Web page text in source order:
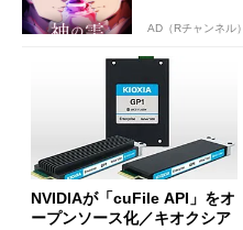
AD（Rチャンネル）
NVIDIAが「cuFile API」をオ
ープンソース化／キオクシア